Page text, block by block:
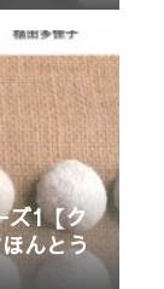
ズ1【ク
んとう